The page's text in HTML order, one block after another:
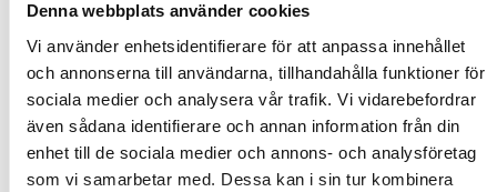
Denna webbplats använder cookies
Vi använder enhetsidentifierare för att anpassa innehållet
och annonserna till användarna, tillhandahålla funktioner för
sociala medier och analysera vår trafik. Vi vidarebefordrar
även sådana identifierare och annan information från din
enhet till de sociala medier och annons- och analysföretag
som vi samarbetar med. Dessa kan i sin tur kombinera
Runnäs historia
1991 bildade bröderna Hans och Magnus
Eriksson och Ywonne Eriksson Runnäs